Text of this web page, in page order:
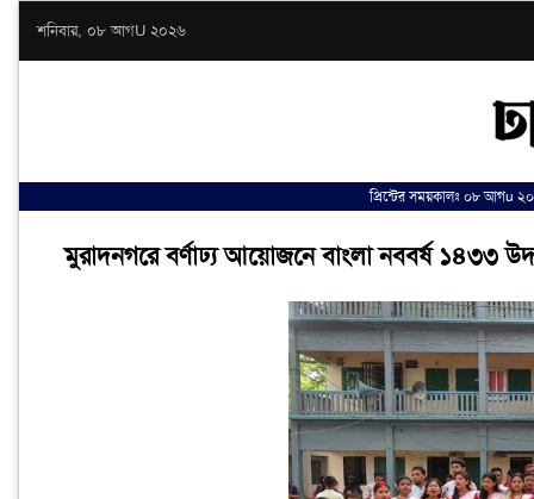
শনিবার, ০৮ আগU ২০২৬
প্রিন্টের সময়কালঃ ০৮ আগu
মুরাদনগরে বর্ণাঢ্য আয়োজনে বাংলা নববর্ষ ১৪৩৩